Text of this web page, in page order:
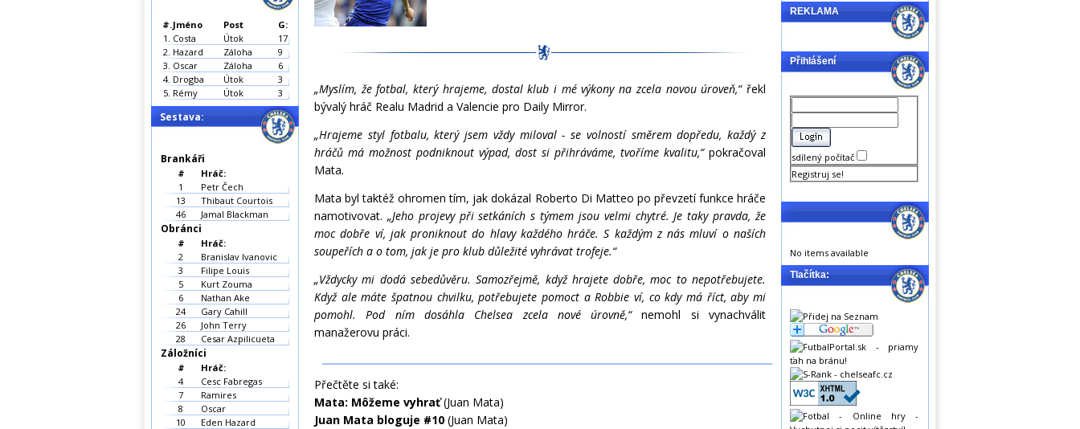
„Myslím, že fotbal, který hrajeme, dostal klub i mé výkony na zcela novou úroveň,“řekl
bývalý hráč Realu Madrid a Valencie pro Daily Mirror.
„Hrajeme styl fotbalu, který jsem vždy miloval - se volností směrem dopředu, každý z
hráčů má možnost podniknout výpad, dost si přihráváme, tvoříme kvalitu,“ pokračoval
Mata.
Mata byl taktéž ohromen tím, jak dokázal Roberto Di Matteo po převzetí funkce hráče
namotivovat. „Jeho projevy při setkáních s týmem jsou velmi chytré. Je taky pravda, že
moc dobře ví, jak proniknout do hlavy každého hráče. S každým z nás mluví o naších
soupeřích a o tom, jak je pro klub důležité vyhrávat trofeje.“
„Vždycky mi dodá sebedůvěru. Samozřejmě, když hrajete dobře, moc to nepotřebujete.
Když ale máte špatnou chvilku, potřebujete pomoct a Robbie ví, co kdy má říct, aby mi
pomohl. Pod ním dosáhla Chelsea zcela nové úrovně,“nemohl si vynachválit
manažerovu práci.
Přečtěte si také:
Mata: Môžeme vyhrať (Juan Mata)
Juan Mata bloguje #10 (Juan Mata)
#.Jméno Post
G:
1. Costa Útok
17
2. Hazard Záloha
9
3. Oscar Záloha
6
4. Drogba Útok
3
5. Rémy Útok 3
Sestava:
Brankáři
#
Hráč:
1
Petr Čech
13
Thibaut Courtois
46
Jamal Blackman
Obránci
#
Hráč:
2
Branislav Ivanovic
3
Filipe Louis
5
Kurt Zouma
6
Nathan Ake
24
Gary Cahill
26
John Terry
28
Cesar Azpilicueta
Záložníci
#
Hráč:
4
Cesc Fabregas
7
Ramires
8
Oscar
10
Eden Hazard
REKLAMA
Přihlášení
sdílený počítač
Registruj se!
No items available
Tlačítka: